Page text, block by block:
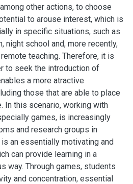
other actions, to choose
to arouse interest, which is
in specific situations, such as
night school and, more recently,
teaching. Therefore, it is
to seek the introduction of
a more atractive
those that are able to place
In this scenario, working with
games, is increasingly
and research groups in
an essentially motivating and
can provide learning in a
way. Through games, students
and concentration, essential